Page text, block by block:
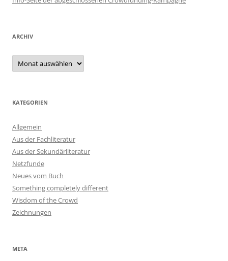
ARCHIV
Archiv
KATEGORIEN
Allgemein
Aus der Fachliteratur
Aus der Sekundärliteratur
Netzfunde
Neues vom Buch
Something completely different
Wisdom of the Crowd
Zeichnungen
META